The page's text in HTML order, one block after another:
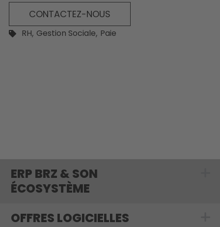
CONTACTEZ-NOUS
RH, Gestion Sociale, Paie
ERP BRZ & SON
ÉCOSYSTÈME
OFFRES LOGICIELLES